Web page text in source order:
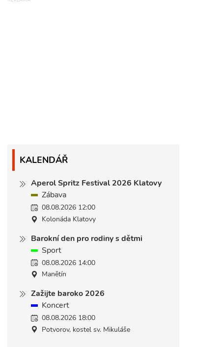
KALENDÁŘ
Aperol Spritz Festival 2026 Klatovy
Zábava
08.08.2026 12:00
Kolonáda Klatovy
Barokní den pro rodiny s dětmi
Sport
08.08.2026 14:00
Manětín
Zažijte baroko 2026
Koncert
08.08.2026 18:00
Potvorov, kostel sv. Mikuláše